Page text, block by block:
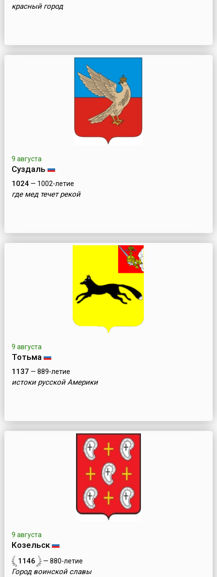
красный город
9 августа
Суздаль
1024— 1002-летие
где мед течет рекой
9 августа
Тотьма
1137 — 889-летие
истоки русской Америки
9 августа
Козельск
1146 — 880-летие
Город воинской славы